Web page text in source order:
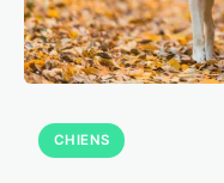
CHIENS